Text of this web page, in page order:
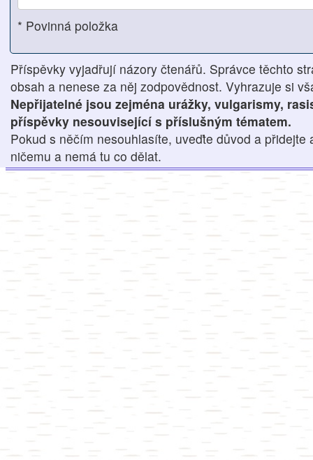
* Povinná položka
Příspěvky vyjadřují názory čtenářů. Správce těchto
obsah a nenese za něj zodpovědnost. Vyhrazuje si
Nepřijatelné jsou zejména urážky, vulgarismy,
příspěvky nesouvisející s příslušným tématem.
Pokud s něčím nesouhlasíte, uveďte důvod a přidejte
ničemu a nemá tu co dělat.